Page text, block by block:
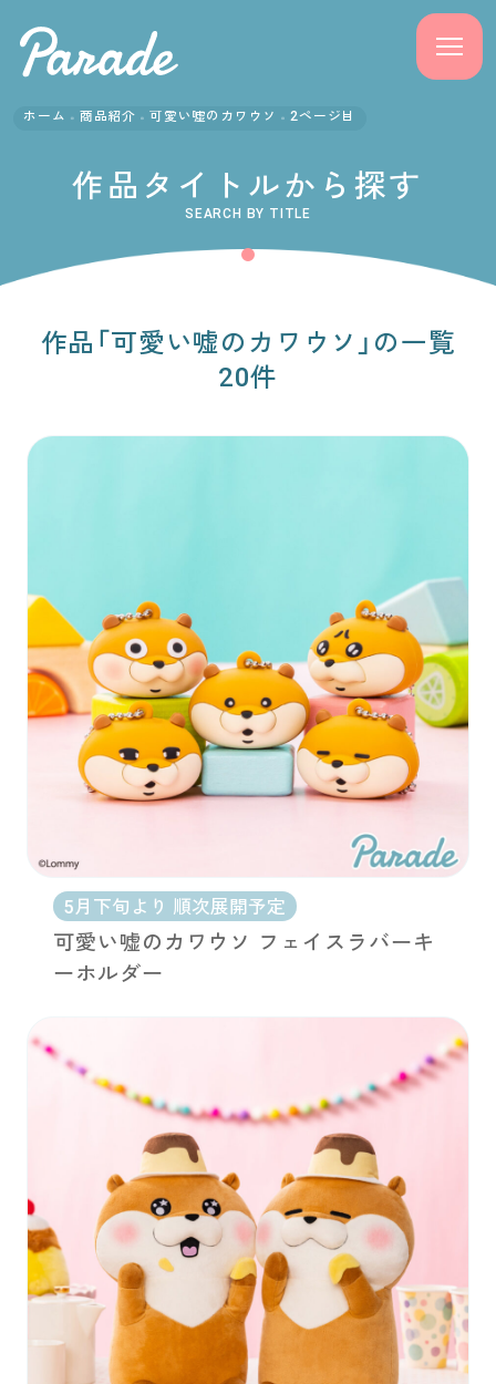
ニュース
よくある質問
PRIZE 公式 Instagram
CAPSULE TOY 公式 X
CAPSULE TOY 公式 Instagram
ホーム 商品紹介 可愛い嘘のカワウソ 2ページ目
作品タイトルから探す
SEARCH BY TITLE
作品「可愛い嘘のカワウソ」の一覧
20件
5月下旬より 順次展開予定
可愛い嘘のカワウソ フェイスラバーキ
ーホルダー